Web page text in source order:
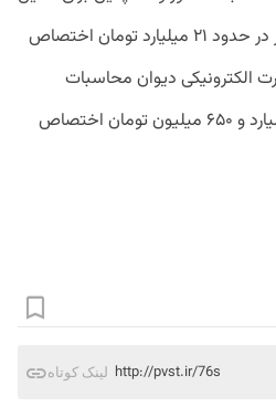
تجهیزات و ماشین آلات آن نیز در حدود ۲۱ میلیارد تومان اختصاص
الکترونیکی دیوان محاسبات
کشور(سنا) نیز قرار است ۴ میلیارد و ۶۵۰ میلیون تومان اختصاص
لینک کوتاه http://pvst.ir/76s